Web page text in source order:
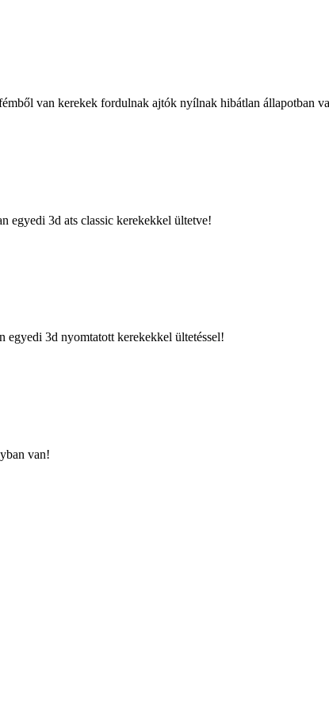
van kerekek fordulnak ajtók nyílnak hibátlan állapotban
egyedi 3d ats classic kerekekkel ültetve!
egyedi 3d nyomtatott kerekekkel ültetéssel!
van!